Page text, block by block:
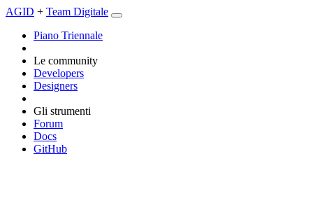
AGID + Team Digitale
Piano Triennale
Le community
Developers
Designers
Gli strumenti
Forum
Docs
GitHub